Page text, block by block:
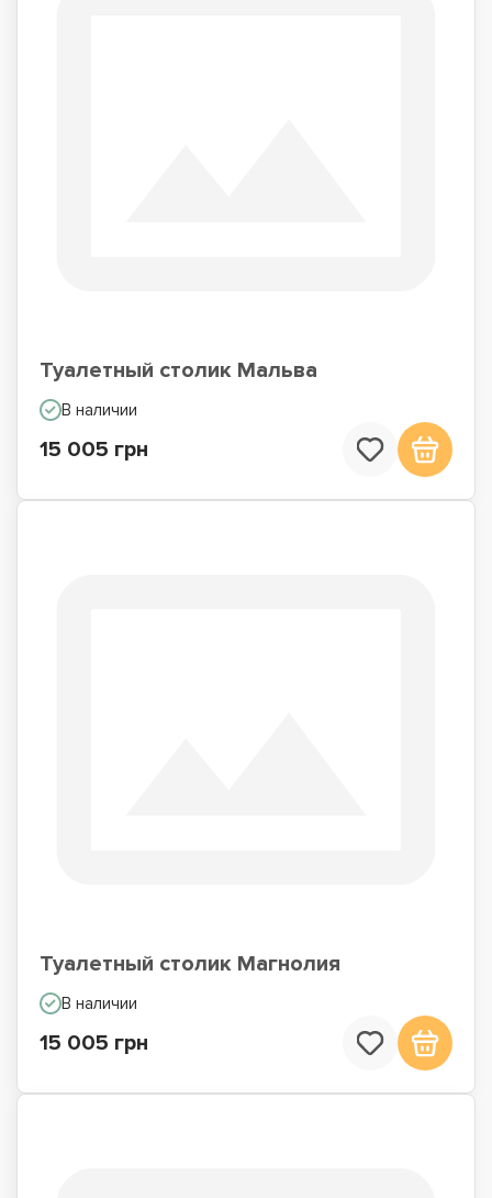
Туалетный столик Мальва
В наличии
15 005 грн
Туалетный столик Магнолия
В наличии
15 005 грн